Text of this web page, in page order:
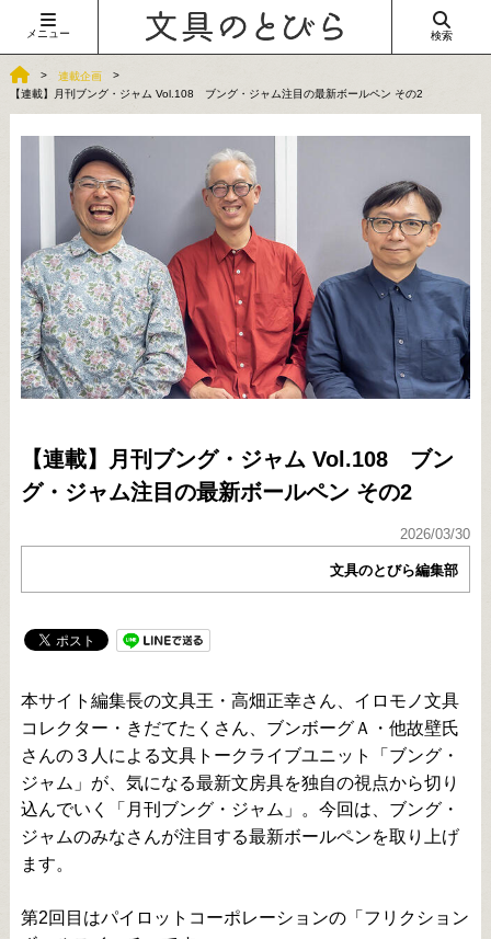
メニュー 検索
連載企画
【連載】月刊ブング・ジャム Vol.108 ブング・ジャム注目の最新ボールペン その2
【連載】月刊ブング・ジャム Vol.108 ブン
グ・ジャム注目の最新ボールペン その2
2026/03/30
文具のとびら編集部
本サイト編集長の文具王・高畑正幸さん、イロモノ文具
コレクター・きだてたくさん、ブンボーグＡ・他故壁氏
さんの３人による文具トークライブユニット「ブング・
ジャム」が、気になる最新文房具を独自の視点から切り
込んでいく「月刊ブング・ジャム」。今回は、ブング・
ジャムのみなさんが注目する最新ボールペンを取り上げ
ます。
第2回目はパイロットコーポレーションの「フリクション